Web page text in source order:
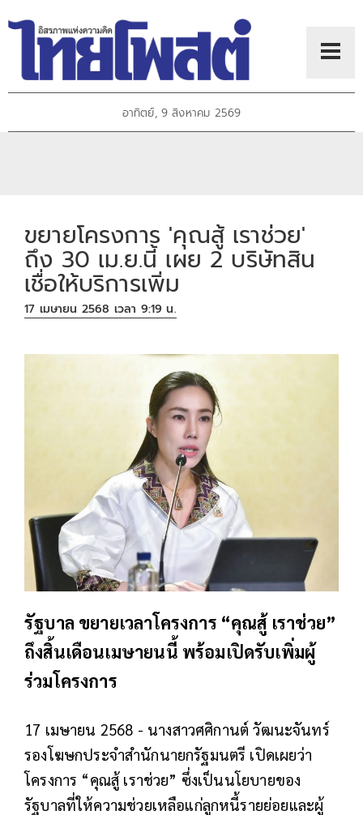
อาทิตย์, 9 สิงหาคม 2569
ขยายโครงการ 'คุณสู้ เราช่วย'
ถึง 30 เม.ย.นี้ เผย 2 บริษัทสิน
เชื่อให้บริการเพิ่ม
17 เมษายน 2568 เวลา 9:19 น.
รัฐบาล ขยายเวลาโครงการ “คุณสู้ เราช่วย”
ถึงสิ้นเดือนเมษายนนี้ พร้อมเปิดรับเพิ่มผู้
ร่วมโครงการ
17 เมษายน 2568 - นางสาวศศิกานต์ วัฒนะจันทร์
รองโฆษกประจำสำนักนายกรัฐมนตรี เปิดเผยว่า
โครงการ “คุณสู้ เราช่วย” ซึ่งเป็นนโยบายของ
รัฐบาลที่ให้ความช่วยเหลือแก่ลูกหนี้รายย่อยและผู้